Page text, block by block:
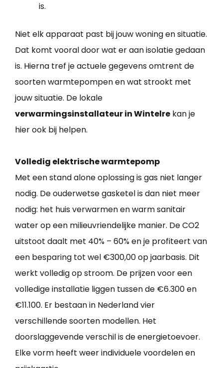
is.
Niet elk apparaat past bij jouw woning en situatie.
Dat komt vooral door wat er aan isolatie gedaan
is. Hierna tref je actuele gegevens omtrent de
soorten warmtepompen en wat strookt met
jouw situatie. De lokale
verwarmingsinstallateur in Wintelre kan je
hier ook bij helpen.
Volledig elektrische warmtepomp
Met een stand alone oplossing is gas niet langer
nodig. De ouderwetse gasketel is dan niet meer
nodig: het huis verwarmen en warm sanitair
water op een milieuvriendelijke manier. De CO2
uitstoot daalt met 40% – 60% en je profiteert van
een besparing tot wel €300,00 op jaarbasis. Dit
werkt volledig op stroom. De prijzen voor een
volledige installatie liggen tussen de €6.300 en
€11.100. Er bestaan in Nederland vier
verschillende soorten modellen. Het
doorslaggevende verschil is de energietoevoer.
Elke vorm heeft weer individuele voordelen en